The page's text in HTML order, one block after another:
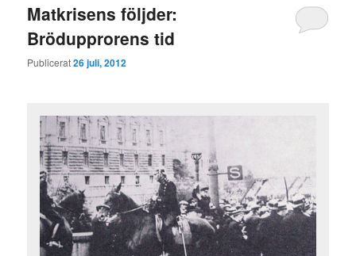
Matkrisens följder:
Brödupprorens tid
Publicerat26 juli, 2012